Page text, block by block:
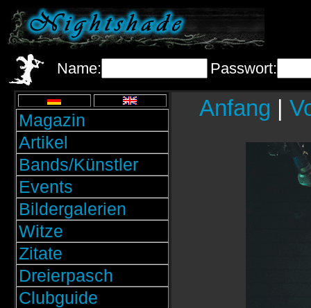
Name: Passwort:
Magazin
Artikel
Bands/Künstler
Events
Bildergalerien
Witze
Zitate
Dreierpasch
Clubguide
Anfang |